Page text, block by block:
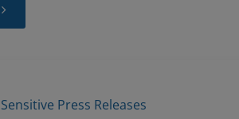
Press Releases